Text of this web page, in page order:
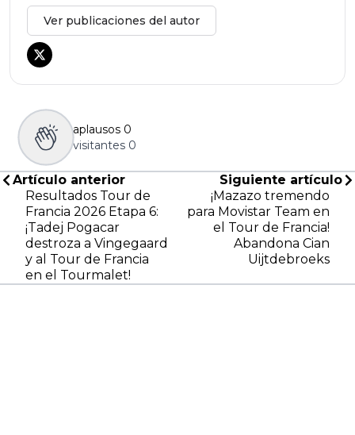
Ver publicaciones del autor
aplausos 0
visitantes 0
Artículo anterior
Resultados Tour de
Francia 2026 Etapa 6:
¡Tadej Pogacar
destroza a Vingegaard
y al Tour de Francia
en el Tourmalet!
Siguiente artículo
¡Mazazo tremendo
para Movistar Team en
el Tour de Francia!
Abandona Cian
Uijtdebroeks